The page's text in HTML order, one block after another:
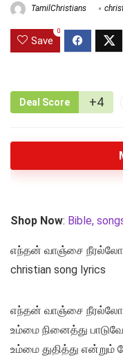
TamilChristians
Save
0
Deal Score +4
Shop Now: Bible,
எந்தன் வாஞ்சை நீரல்லோ
christian song lyrics
எந்தன் வாஞ்சை நீரல்லோ
உம்மை நினைத்து
உம்மை துதித்து என்றும்